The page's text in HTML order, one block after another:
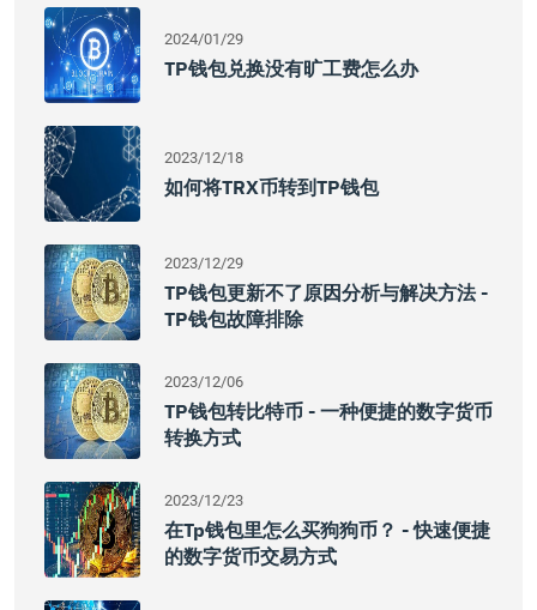
2024/01/29
TP钱包兑换没有旷工费怎么办
2023/12/18
如何将TRX币转到TP钱包
2023/12/29
TP钱包更新不了原因分析与解决方法 -
TP钱包故障排除
2023/12/06
TP钱包转比特币 - 一种便捷的数字货币
转换方式
2023/12/23
在tp钱包里怎么买狗狗币？ - 快速便捷
的数字货币交易方式